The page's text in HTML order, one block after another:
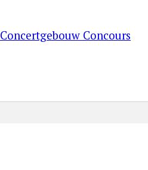
Concours